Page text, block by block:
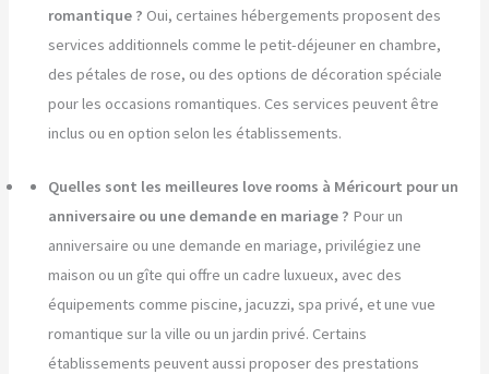
romantique ? Oui, certaines hébergements proposent des
services additionnels comme le petit-déjeuner en chambre,
des pétales de rose, ou des options de décoration spéciale
pour les occasions romantiques. Ces services peuvent être
inclus ou en option selon les établissements.
Quelles sont les meilleures love rooms à Méricourt pour un
anniversaire ou une demande en mariage ? Pour un
anniversaire ou une demande en mariage, privilégiez une
maison ou un gîte qui offre un cadre luxueux, avec des
équipements comme piscine, jacuzzi, spa privé, et une vue
romantique sur la ville ou un jardin privé. Certains
établissements peuvent aussi proposer des prestations